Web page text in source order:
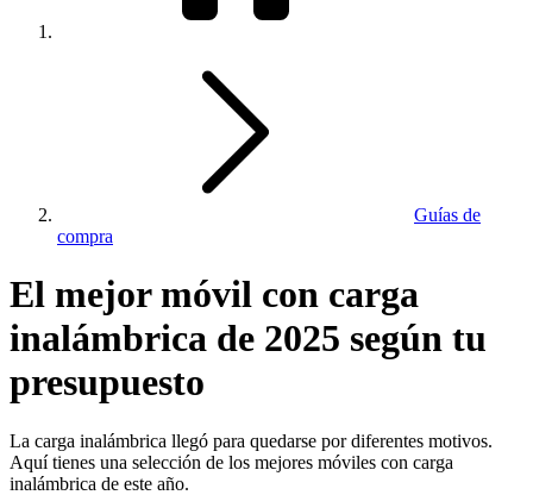
Guías de
compra
El mejor móvil con carga
inalámbrica de 2025 según tu
presupuesto
La carga inalámbrica llegó para quedarse por diferentes motivos.
Aquí tienes una selección de los mejores móviles con carga
inalámbrica de este año.